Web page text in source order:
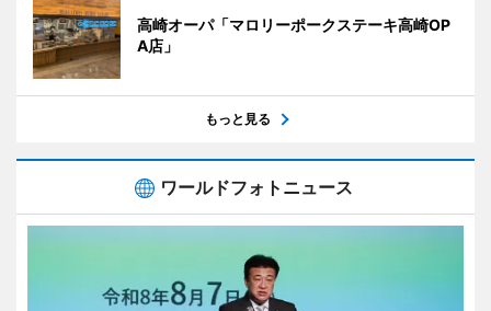
高崎オーパ「マロリーポークステーキ高崎OP
A店」
もっと見る
ワールドフォトニュース